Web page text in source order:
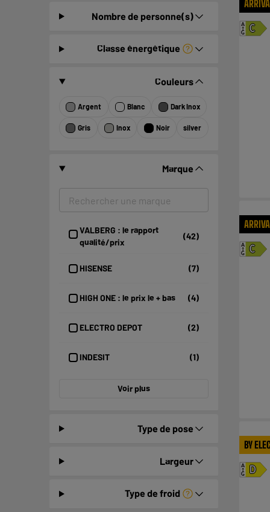
Nombre de personne(s)
Classe énergétique
Couleurs
Argent Blanc Dark Inox
Gris Inox Noir silver
Marque
VALBERG : le rapport
qualité/prix
(42)
HISENSE (7)
HIGH ONE : le prix le + bas (4)
ELECTRO DEPOT (2)
INDESIT (1)
Voir plus
Type de pose
Largeur
Type de froid
C
A
G
C
A
G
BY
D
A
G